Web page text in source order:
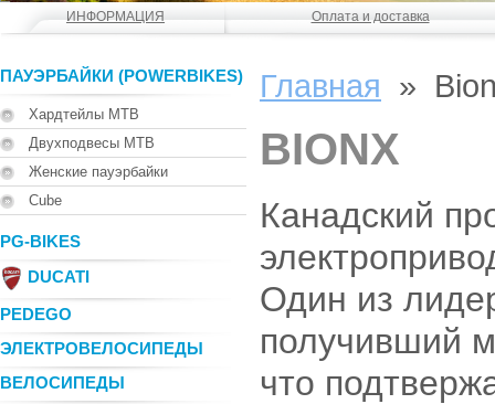
ИНФОРМАЦИЯ Оплата и доставка
ПАУЭРБАЙКИ (POWERBIKES)
Хардтейлы MTB
Двухподвесы MTB
Женские пауэрбайки
Cube
PG-BIKES
DUCATI
PEDEGO
ЭЛЕКТРОВЕЛОСИПЕДЫ
ВЕЛОСИПЕДЫ
Главная »
BIONX
Канадский
Один из
получивший
что